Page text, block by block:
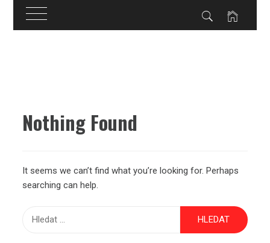
Nothing Found
It seems we can’t find what you’re looking for. Perhaps
searching can help.